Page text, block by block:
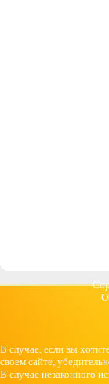
В случае, если вы
своем сайте,
В случае незаконного